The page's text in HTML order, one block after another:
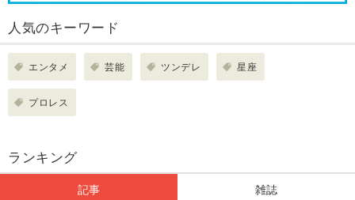
人気のキーワード
エンタメ 芸能 ツンデレ 星座
プロレス
ランキング
記事 雑誌